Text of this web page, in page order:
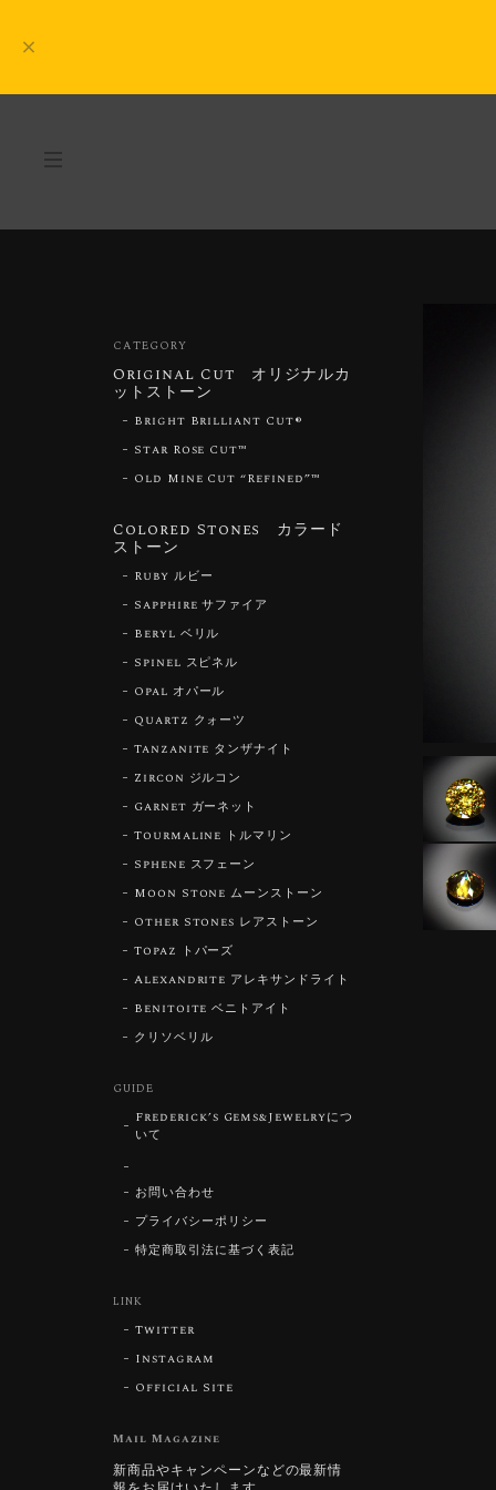
CATEGORY
Original Cut オリジナルカ
ットストーン
Bright Brilliant Cut®︎
Star Rose Cut™︎
Old Mine Cut “Refined”™︎
Colored Stones カラード
ストーン
Ruby ルビー
Sapphire サファイア
Beryl ベリル
Spinel スピネル
Opal オパール
Quartz クォーツ
Tanzanite タンザナイト
Zircon ジルコン
Garnet ガーネット
Tourmaline トルマリン
Sphene スフェーン
Moon Stone ムーンストーン
Other Stones レアストーン
Topaz トパーズ
Alexandrite アレキサンドライト
Benitoite ベニトアイト
クリソベリル
GUIDE
Frederick’s Gems&Jewelryにつ
いて
お問い合わせ
プライバシーポリシー
特定商取引法に基づく表記
LINK
Twitter
Instagram
Official Site
Mail Magazine
新商品やキャンペーンなどの最新情